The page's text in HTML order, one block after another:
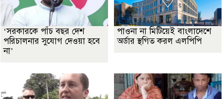
‘সরকারকে পাঁচ বছর দেশ
পরিচালনার সুযোগ দেওয়া হবে
না’
পাওনা না মিটিয়েই বাংলাদেশে
অর্ডার স্থগিত করল এলপিপি